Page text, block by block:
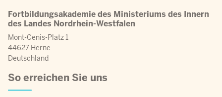
Fortbildungsakademie des Ministeriums des Innern
des Landes Nordrhein-Westfalen
Mont-Cenis-Platz 1
44627 Herne
Deutschland
So erreichen Sie uns